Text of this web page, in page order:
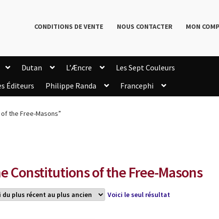
CONDITIONS DE VENTE NOUS CONTACTER MON
Dutan L’Æncre
Les Sept Couleurs
Éditeurs Philippe Randa
Francephi
the Free-Masons”
Constitutions of the Free-Masons
Voici le seul résultat